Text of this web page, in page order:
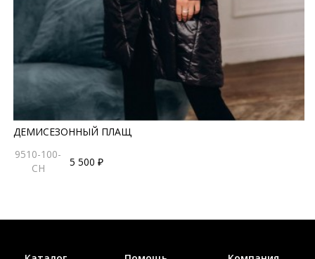
ДЕМИСЕЗОННЫЙ ПЛАЩ
9510-100-
CH
5 500 ₽